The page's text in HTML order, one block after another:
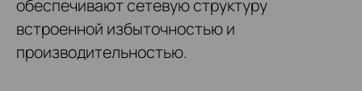
обеспечивают сетевую структуру
встроенной избыточностью и
производительностью.